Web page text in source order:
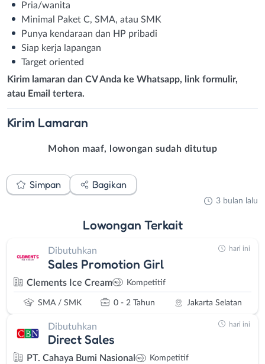
Pria/wanita
Minimal Paket C, SMA, atau SMK
Punya kendaraan dan HP pribadi
Siap kerja lapangan
Target oriented
Kirim lamaran dan CV Anda ke Whatsapp, link formulir,
atau Email tertera.
Kirim Lamaran
Mohon maaf, lowongan sudah ditutup
Simpan Bagikan
3 bulan lalu
Lowongan Terkait
Dibutuhkan
Sales Promotion Girl
Clements Ice Cream Kompetitif
SMA / SMK 0 - 2 Tahun Jakarta Selatan
hari ini
Dibutuhkan
Direct Sales
PT. Cahaya Bumi Nasional Kompetitif
hari ini